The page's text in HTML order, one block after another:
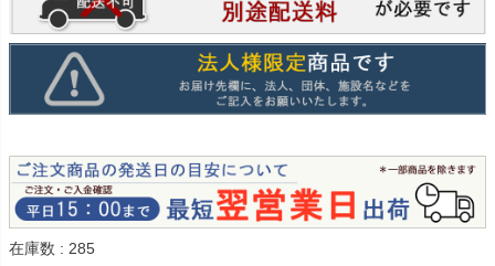
在庫数 285